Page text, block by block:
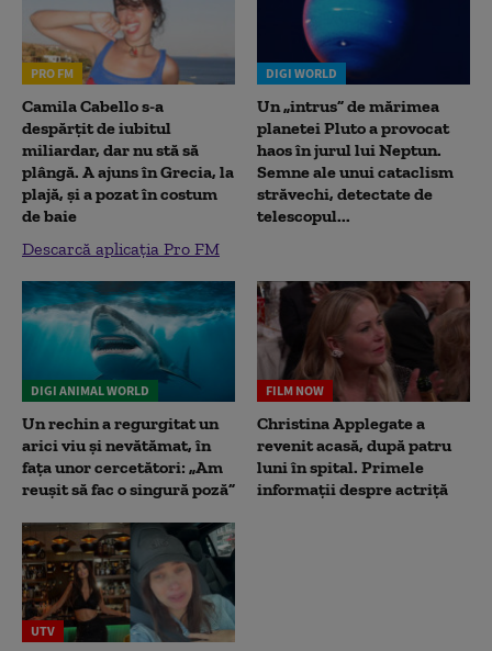
PRO FM
Camila Cabello s-a
despărțit de iubitul
miliardar, dar nu stă să
plângă. A ajuns în Grecia, la
plajă, și a pozat în costum
de baie
Descarcă aplicația Pro FM
DIGI WORLD
Un „intrus” de mărimea
planetei Pluto a provocat
haos în jurul lui Neptun.
Semne ale unui cataclism
străvechi, detectate de
telescopul...
DIGI ANIMAL WORLD
Un rechin a regurgitat un
arici viu și nevătămat, în
fața unor cercetători: „Am
reușit să fac o singură poză”
FILM NOW
Christina Applegate a
revenit acasă, după patru
luni în spital. Primele
informații despre actriță
UTV